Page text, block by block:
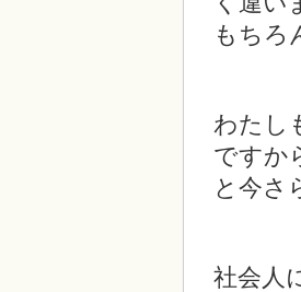
もちろ
わたし
ですか
と今さ
社会人